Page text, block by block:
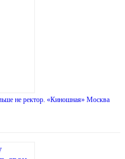
не ректор. «Киношная» Москва